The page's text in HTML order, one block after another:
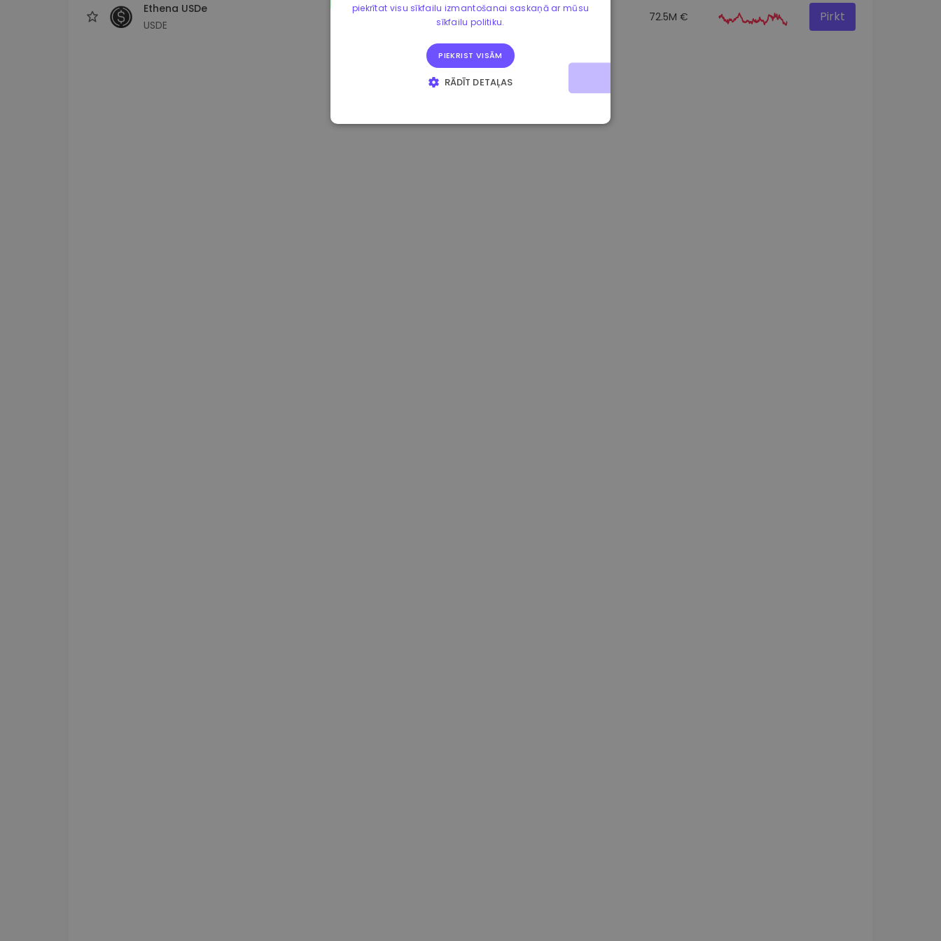
Ethena USDe
USDE
0.00% 72.5M € Pirkt
piekrītat visu sīkfailu izmantošanai saskaņā ar mūsu
sīkfailu politiku.
PIEKRIST VISĀM
RĀDĪT DETAĻAS